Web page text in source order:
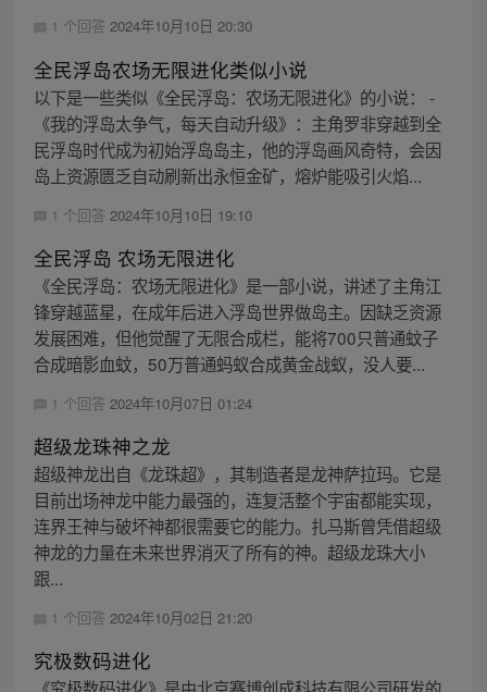
1 个回答 2024年10月10日 20:30
全民浮岛农场无限进化类似小说
以下是一些类似《全民浮岛：农场无限进化》的小说： -
《我的浮岛太争气，每天自动升级》：主角罗非穿越到全
民浮岛时代成为初始浮岛岛主，他的浮岛画风奇特，会因
岛上资源匮乏自动刷新出永恒金矿，熔炉能吸引火焰...
1 个回答 2024年10月10日 19:10
全民浮岛 农场无限进化
《全民浮岛：农场无限进化》是一部小说，讲述了主角江
锋穿越蓝星，在成年后进入浮岛世界做岛主。因缺乏资源
发展困难，但他觉醒了无限合成栏，能将700只普通蚊子
合成暗影血蚊，50万普通蚂蚁合成黄金战蚁，没人要...
1 个回答 2024年10月07日 01:24
超级龙珠神之龙
超级神龙出自《龙珠超》，其制造者是龙神萨拉玛。它是
目前出场神龙中能力最强的，连复活整个宇宙都能实现，
连界王神与破坏神都很需要它的能力。扎马斯曾凭借超级
神龙的力量在未来世界消灭了所有的神。超级龙珠大小
跟...
1 个回答 2024年10月02日 21:20
究极数码进化